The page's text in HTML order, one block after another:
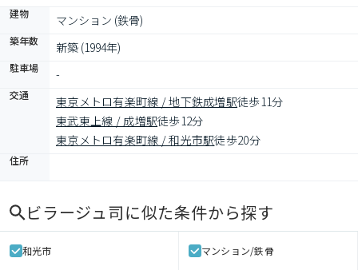
建物 マンション (鉄骨)
築年数 新築 (1994年)
駐車場 -
交通 東京メトロ有楽町線 / 地下鉄成増駅徒歩11分
東武東上線 / 成増駅徒歩12分
東京メトロ有楽町線 / 和光市駅徒歩20分
住所
ビラージュ司に似た条件から探す
和光市 マンション/鉄骨